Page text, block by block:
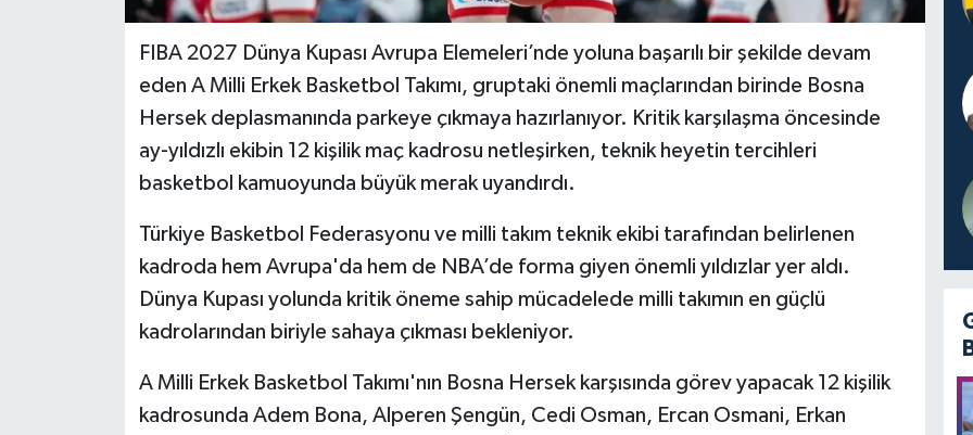
FIBA 2027 Dünya Kupası Avrupa Elemeleri’nde yoluna başarılı bir şekilde devam
eden A Milli Erkek Basketbol Takımı, gruptaki önemli maçlarından birinde Bosna
Hersek deplasmanında parkeye çıkmaya hazırlanıyor. Kritik karşılaşma öncesinde
ay-yıldızlı ekibin 12 kişilik maç kadrosu netleşirken, teknik heyetin tercihleri
basketbol kamuoyunda büyük merak uyandırdı.
Türkiye Basketbol Federasyonu ve milli takım teknik ekibi tarafından belirlenen
kadroda hem Avrupa'da hem de NBA’de forma giyen önemli yıldızlar yer aldı.
Dünya Kupası yolunda kritik öneme sahip mücadelede milli takımın en güçlü
kadrolarından biriyle sahaya çıkması bekleniyor.
A Milli Erkek Basketbol Takımı'nın Bosna Hersek karşısında görev yapacak 12 kişilik
kadrosunda Adem Bona, Alperen Şengün, Cedi Osman, Ercan Osmani, Erkan